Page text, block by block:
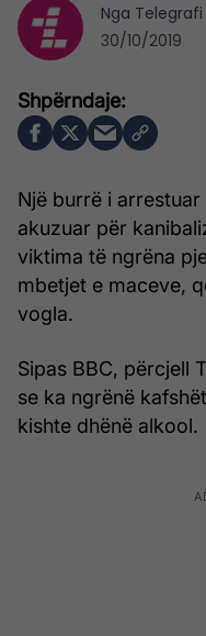
Një burrë i
akuzuar për
viktima të ngrëna
mbetjet e maceve,
vogla.
Sipas BBC, përcjell
se ka ngrënë
kishte dhënë alkool.
Nga Telegrafi
30/10/2019